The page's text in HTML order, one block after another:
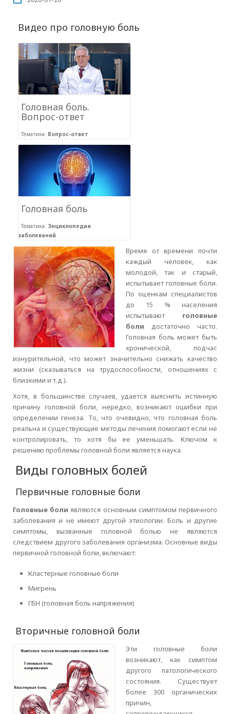
Видео про головную боль
Головная боль.
Вопрос-ответ
Тематика: Вопрос-ответ
Головная боль
Тематика: Энциклопедия
заболеваний
Время от времени почти
каждый человек, как
молодой, так и старый,
испытывает головные боли.
По оценкам специалистов
до 15 % населения
испытывают головные
боли достаточно часто.
Головная боль может быть
хронической, подчас
изнурительной, что может значительно снижать качество
жизни (сказываться на трудоспособности, отношениях с
близкими и т.д.).
Хотя, в большинстве случаев, удается выяснить истинную
причину головной боли, нередко, возникают ошибки при
определении генеза. То, что очевидно, что головная боль
реальна и существующие методы лечения помогают если не
контролировать, то хотя бы ее уменьшать. Ключом к
решению проблемы головной боли является наука.
Виды головных болей
Первичные головные боли
Головные боли являются основным симптомом первичного
заболевания и не имеют другой этиологии. Боль и другие
симптомы, вызванные головной болью не являются
следствием другого заболевания организма. Основные виды
первичной головной боли, включают:
Кластерные головные боли
Мигрень
ГБН (головная боль напряжения)
Вторичные головной боли
Эти головные боли
возникают, как симптом
другого патологического
состояния. Существует
более 300 органических
причин,